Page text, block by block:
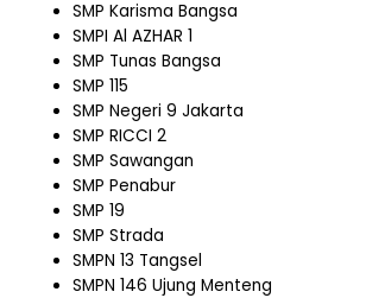
SMP Karisma Bangsa
SMPI Al AZHAR 1
SMP Tunas Bangsa
SMP 115
SMP Negeri 9 Jakarta
SMP RICCI 2
SMP Sawangan
SMP Penabur
SMP 19
SMP Strada
SMPN 13 Tangsel
SMPN 146 Ujung Menteng